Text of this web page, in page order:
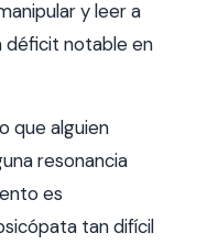
y leer a
déficit notable en
que alguien
resonancia
es
tan difícil